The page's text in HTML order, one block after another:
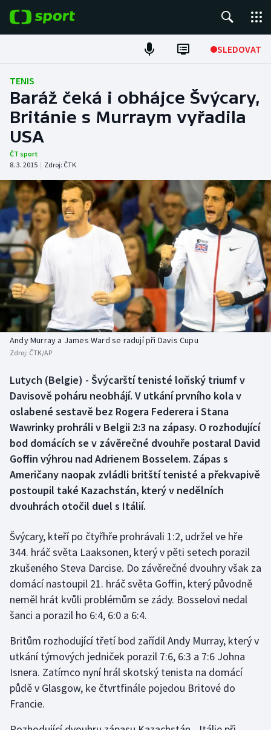
SLEDOVAT
Fotbal
Hokej
Tenis
Atletika
Cyklistika
DALŠÍ SPORTY
Americký fotbal
Baseball a softbal
Basketbal
Biatlon
Box
Curling
Dostihy
Florbal
Futsal
Golf
Gymnastika
Házená
Judo
Krasobruslení
NEPŘEHLÉDNĚTE
Soutěže
Historické návraty
Aplikace ČT sport
TENIS
Baráž čeká i obhájce Švýcary,
Británie s Murraym vyřadila
USA
ČT sport
8. 3. 2015 | Zdroj: ČTK
Andy Murray a James Ward se radují při Davis Cupu
Zdroj: ČTK/AP
Lutych (Belgie) - Švýcarští tenisté loňský triumf v
Davisově poháru neobhájí. V utkání prvního kola v
oslabené sestavě bez Rogera Federera i Stana
Wawrinky prohráli v Belgii 2:3 na zápasy. O rozhodující
bod domácích se v závěrečné dvouhře postaral David
Goffin výhrou nad Adrienem Bosselem. Zápas s
Američany naopak zvládli britští tenisté a překvapivě
postoupil také Kazachstán, který v nedělních
dvouhrách otočil duel s Itálií.
Švýcary, kteří po čtyřhře prohrávali 1:2, udržel ve hře
344. hráč světa Laaksonen, který v pěti setech porazil
zkušeného Steva Darcise. Do závěrečné dvouhry však za
domácí nastoupil 21. hráč světa Goffin, který původně
neměl hrát kvůli problémům se zády. Bosselovi nedal
šanci a porazil ho 6:4, 6:0 a 6:4.
Britům rozhodující třetí bod zařídil Andy Murray, který v
utkání týmových jedniček porazil 7:6, 6:3 a 7:6 Johna
Isnera. Zatímco nyní hrál skotský tenista na domácí
půdě v Glasgow, ke čtvrtfinále pojedou Britové do
Francie.